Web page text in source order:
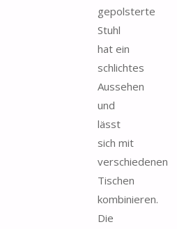
gepolsterte
Stuhl
hat ein
schlichtes
Aussehen
und
lässt
sich mit
verschiedenen
Tischen
kombinieren.
Die